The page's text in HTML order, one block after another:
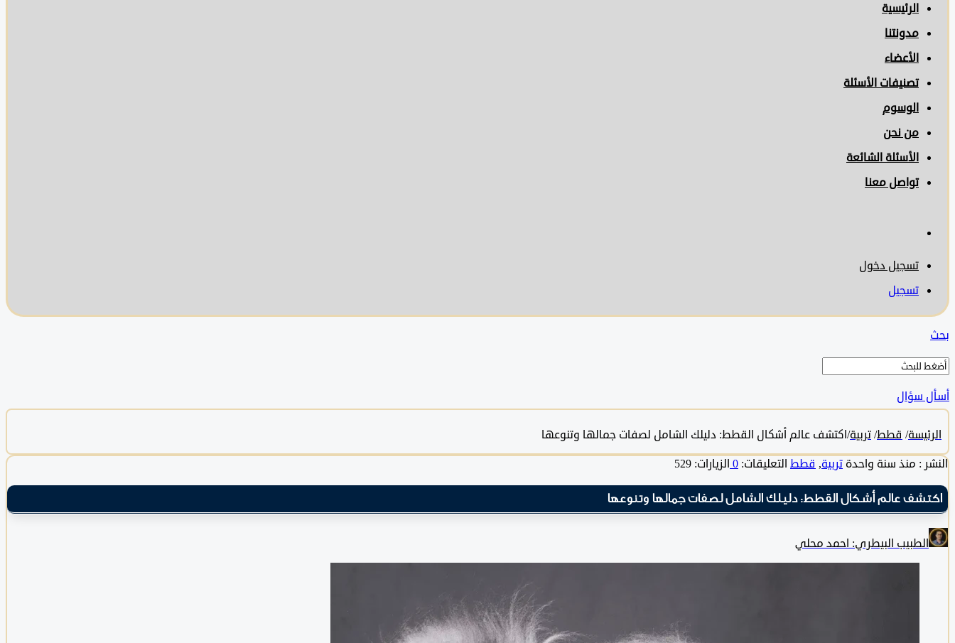
الرئيسية
مدونتنا
الأعضاء
تصنيفات الأسئلة
الوسوم
من نحن
الأسئلة الشائعة
تواصل معنا
تسجيل دخول
تسجيل
بحث
أسأل سؤال
الرئيسة/قطط/تربية/اكتشف عالم أشكال القطط: دليلك الشامل لصفات جمالها وتنوعها
النشر : منذ سنة واحدة تربية,قطط التعليقات: 0 الزيارات: 529
اكتشف عالم أشكال القطط: دليلك الشامل لصفات جمالها وتنوعها
الطبيب البيطري: احمد محلي